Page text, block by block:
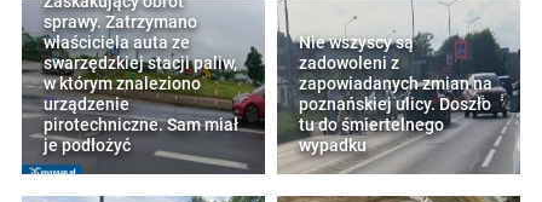
sprawy. Zatrzymano
właściciela auta ze
swarzędzkiej stacji paliw,
w którym znaleziono
urządzenie
pirotechniczne. Sam miał
je podłożyć
Nie wszyscy są
zadowoleni z
zapowiadanych zmian na
poznańskiej ulicy. Doszło
tu do śmiertelnego
wypadku